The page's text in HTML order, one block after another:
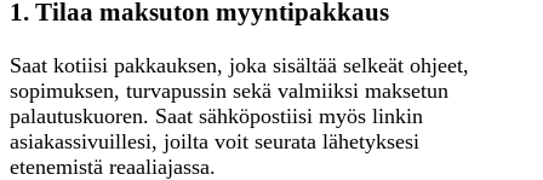
1. Tilaa maksuton myyntipakkaus
Saat kotiisi pakkauksen, joka sisältää selkeät ohjeet,
sopimuksen, turvapussin sekä valmiiksi maksetun
palautuskuoren. Saat sähköpostiisi myös linkin
asiakassivuillesi, joilta voit seurata lähetyksesi
etenemistä reaaliajassa.